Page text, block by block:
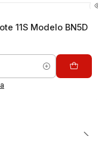
11S Modelo BN5D